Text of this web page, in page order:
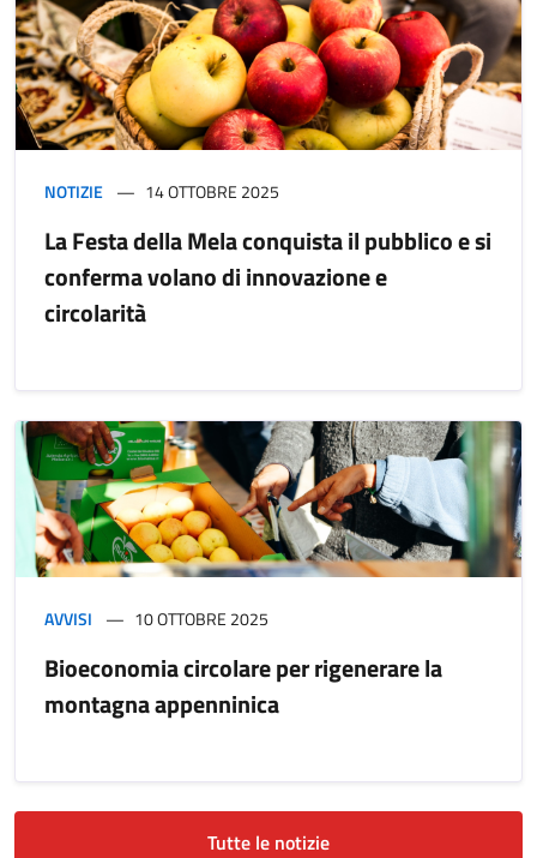
NOTIZIE 14 OTTOBRE 2025
La Festa della Mela conquista il pubblico e si
conferma volano di innovazione e
circolarità
AVVISI 10 OTTOBRE 2025
Bioeconomia circolare per rigenerare la
montagna appenninica
Tutte le notizie